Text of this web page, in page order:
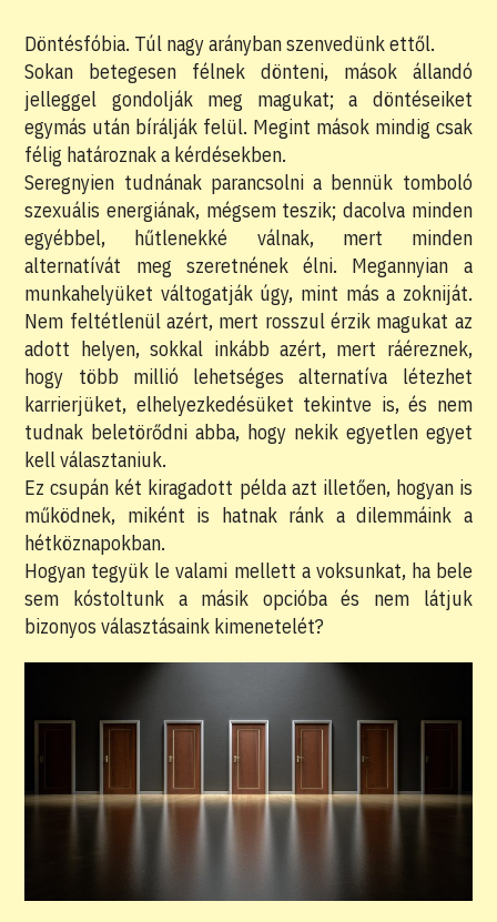
Döntésfóbia. Túl nagy arányban szenvedünk ettől.
Sokan betegesen félnek dönteni, mások állandó
jelleggel gondolják meg magukat; a döntéseiket
egymás után bírálják felül. Megint mások mindig csak
félig határoznak a kérdésekben.
Seregnyien tudnának parancsolni a bennük tomboló
szexuális energiának, mégsem teszik; dacolva minden
egyébbel, hűtlenekké válnak, mert minden
alternatívát meg szeretnének élni. Megannyian a
munkahelyüket váltogatják úgy, mint más a zokniját.
Nem feltétlenül azért, mert rosszul érzik magukat az
adott helyen, sokkal inkább azért, mert ráéreznek,
hogy több millió lehetséges alternatíva létezhet
karrierjüket, elhelyezkedésüket tekintve is, és nem
tudnak beletörődni abba, hogy nekik egyetlen egyet
kell választaniuk.
Ez csupán két kiragadott példa azt illetően, hogyan is
működnek, miként is hatnak ránk a dilemmáink a
hétköznapokban.
Hogyan tegyük le valami mellett a voksunkat, ha bele
sem kóstoltunk a másik opcióba és nem látjuk
bizonyos választásaink kimenetelét?